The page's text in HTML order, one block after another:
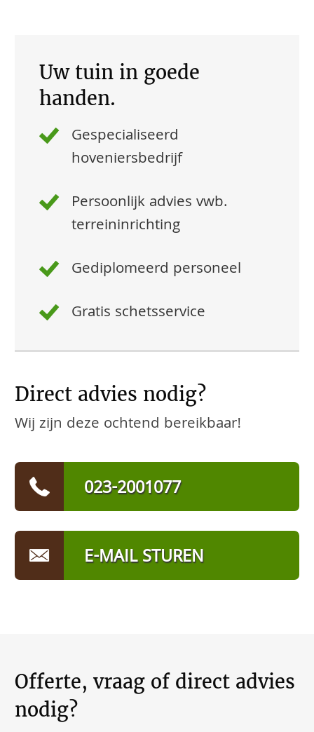
Uw tuin in goede
handen.
Gespecialiseerd
hoveniersbedrijf
Persoonlijk advies vwb.
terreininrichting
Gediplomeerd personeel
Gratis schetsservice
Direct advies nodig?
Wij zijn deze ochtend bereikbaar!
023-2001077
E-MAIL STUREN
Offerte, vraag of direct advies
nodig?